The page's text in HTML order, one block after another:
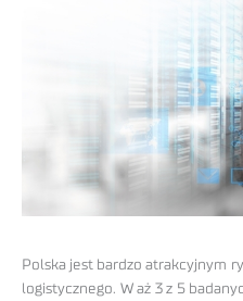
Polska jest bardzo atrakcyjnym
logistycznego. W aż 3 z 5